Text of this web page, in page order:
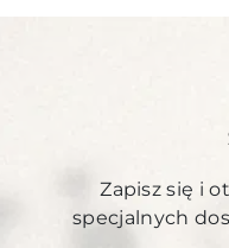
Zapisz się i
specjalnych